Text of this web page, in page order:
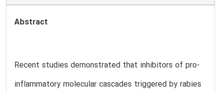
Abstract
Recent studies demonstrated that inhibitors of pro-
inflammatory molecular cascades triggered by rabies